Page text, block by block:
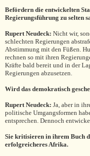
Befördern die entwickelten
Regierungsführung zu selten
Rupert Neudeck: Nicht wir,
schlechten Regierungen
Abstimmung mit den Füßen.
rechnen so mit ihren
Kräfte bald bereit und in der
Regierungen abzusetzen.
Wird das demokratisch
Rupert Neudeck: Ja, aber in
politische Umgangsformen
entsprechen. Dennoch
Sie kritisieren in ihrem Buch
erfolgreicheres Afrika.